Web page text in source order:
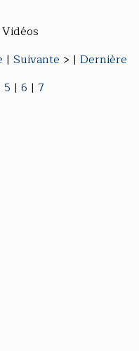
| Suivante > | Dernière
5 | 6 | 7